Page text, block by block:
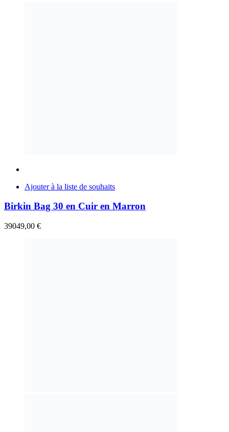
Ajouter à la liste de souhaits
Birkin Bag 30 en Cuir en Marron
39049,00 €